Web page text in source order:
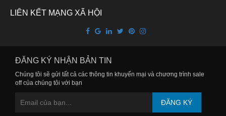
Tim
mạch
Thận,
LIÊN KẾT MẠNG XÃ HỘI
ĐĂNG KÝ NHẬN BẢN TIN
Chúng tôi sẽ gửi tất cả các thông tin khuyến mại và chương trình sale
off của chúng tôi với bạn
ĐĂNG KÝ